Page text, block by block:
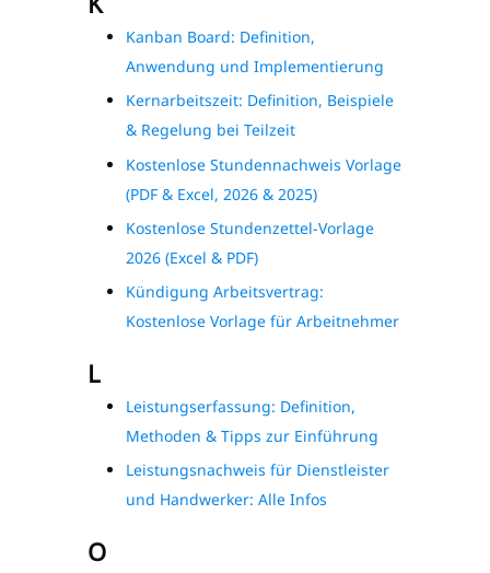
Kanban Board: Definition,
Anwendung und Implementierung
Kernarbeitszeit: Definition, Beispiele
& Regelung bei Teilzeit
Kostenlose Stundennachweis Vorlage
(PDF & Excel, 2026 & 2025)
Kostenlose Stundenzettel-Vorlage
2026 (Excel & PDF)
Kündigung Arbeitsvertrag:
Kostenlose Vorlage für Arbeitnehmer
L
Leistungserfassung: Definition,
Methoden & Tipps zur Einführung
Leistungsnachweis für Dienstleister
und Handwerker: Alle Infos
O